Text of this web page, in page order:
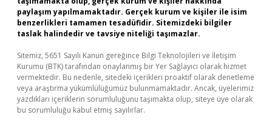
paylaşım yapılmamaktadır. Gerçek kurum ve kişiler ile isim
benzerlikleri tamamen tesadüfidir. Sitemizdeki bilgiler
taslak halindedir ve tavsiye niteliği taşımazlar.
Sitemiz, 5651 Sayılı Kanun gereğince Bilgi Teknolojileri ve İletişim
Kurumu (BTK) tarafından onaylanmış bir Yer Sağlayıcı olarak hizmet
vermektedir. Bu nedenle, sitedeki içerikleri proaktif olarak denetleme
veya araştırma yükümlülüğümüz bulunmamaktadır. Ancak, üyelerimiz
yazdıkları içeriklerin sorumluluğunu taşımakta olup, siteye üye olarak
bu sorumluluğu kabul etmiş sayılırlar.